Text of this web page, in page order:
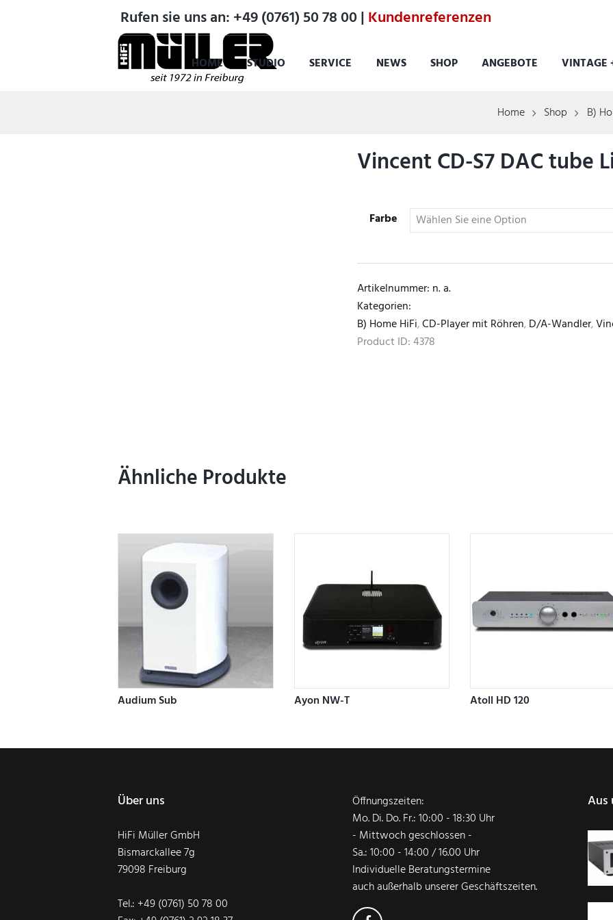
Rufen sie uns an: +49 (0761) 50 78 00 | Kundenreferenzen
HOME STUDIO SERVICE NEWS SHOP ANGEBOTE VINTAGE
Home Shop B)
Vincent CD-S7 DAC tube
Farbe
Artikelnummer: n. a.
Kategorien:
B) Home HiFi,CD-Player mit Röhren,D/A-Wandler,
Product ID:4378
Ähnliche Produkte
Audium Sub Ayon NW-T Atoll HD 120
Über uns
HiFi Müller GmbH
Bismarckallee 7g
79098 Freiburg
Tel.: +49 (0761) 50 78 00
Öffnungszeiten:
Mo. Di. Do. Fr.: 10:00 - 18:30 Uhr
- Mittwoch geschlossen -
Sa.: 10:00 - 14:00 / 16.00 Uhr
Individuelle Beratungstermine
auch außerhalb unserer Geschäftszeiten.
Aus